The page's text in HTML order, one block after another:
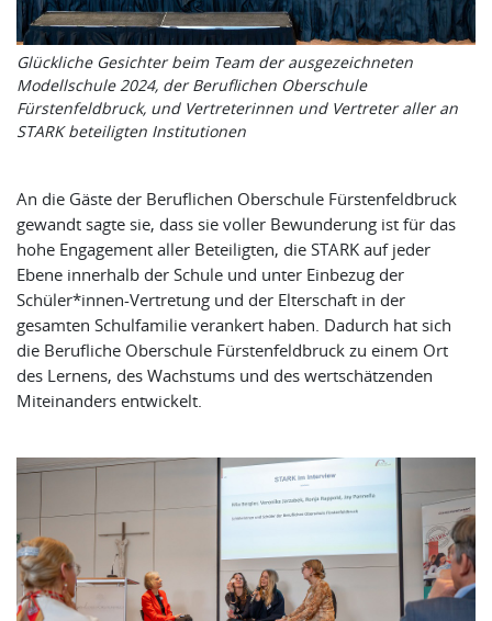
Glückliche Gesichter beim Team der ausgezeichneten
Modellschule 2024, der Beruflichen Oberschule
Fürstenfeldbruck, und Vertreterinnen und Vertreter aller an
STARK beteiligten Institutionen
An die Gäste der Beruflichen Oberschule Fürstenfeldbruck
gewandt sagte sie, dass sie voller Bewunderung ist für das
hohe Engagement aller Beteiligten, die STARK auf jeder
Ebene innerhalb der Schule und unter Einbezug der
Schüler*innen-Vertretung und der Elterschaft in der
gesamten Schulfamilie verankert haben. Dadurch hat sich
die Berufliche Oberschule Fürstenfeldbruck zu einem Ort
des Lernens, des Wachstums und des wertschätzenden
Miteinanders entwickelt.